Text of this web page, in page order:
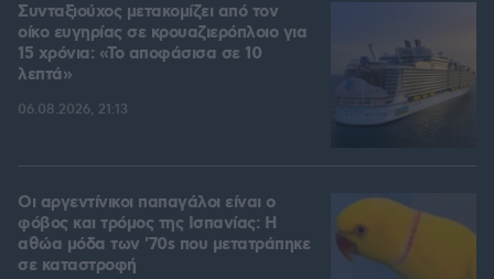
Συνταξιούχος μετακομίζει από τον
οίκο ευγηρίας σε κρουαζιερόπλοιο για
15 χρόνια: «Το αποφάσισα σε 10
λεπτά»
06.08.2026, 21:13
Οι αργεντίνικοι παπαγάλοι είναι ο
φόβος και τρόμος της Ισπανίας: Η
αθώα μόδα των '70s που μετατράπηκε
σε καταστροφή